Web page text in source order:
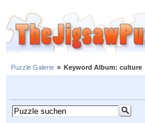
Puzzle Galerie » Keyword Album: culture